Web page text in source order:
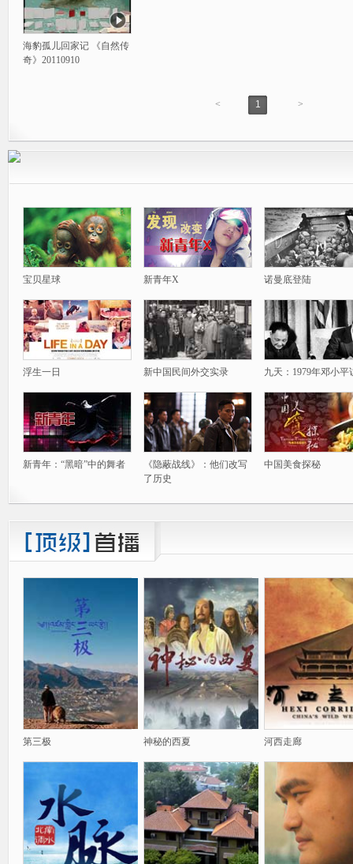
海豹孤儿回家记 《自然传
奇》20110910
< 1 >
宝贝星球 新青年X 诺曼底登陆
浮生一日 新中国民间外交实录 九天：1979年邓小平
新青年：“黑暗”中的舞者
《隐蔽战线》：他们改写
了历史
中国美食探秘
第三极 神秘的西夏 河西走廊